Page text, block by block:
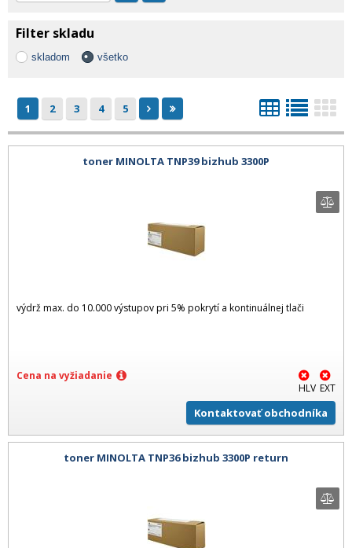
Filter skladu
skladom všetko
1 2 3 4 5
toner MINOLTA TNP39 bizhub 3300P
výdrž max. do 10.000 výstupov pri 5% pokrytí a kontinuálnej tlači
Cena na vyžiadanie
HLV EXT
Kontaktovať obchodníka
toner MINOLTA TNP36 bizhub 3300P return